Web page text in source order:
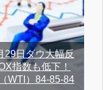
29日ダウ大幅反
指数も低下！
WTI）84-85-84